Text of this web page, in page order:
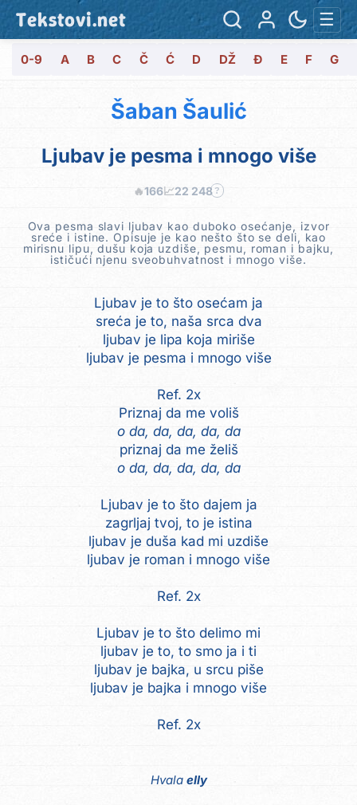
Tekstovi.net ☰
0-9 A B C Č Ć D DŽ Đ E F G
Šaban Šaulić
Ljubav je pesma i mnogo više
🔥166📈22 248 ?
Ova pesma slavi ljubav kao duboko osećanje, izvor
sreće i istine. Opisuje je kao nešto što se deli, kao
mirisnu lipu, dušu koja uzdiše, pesmu, roman i bajku,
ističući njenu sveobuhvatnost i mnogo više.
Ljubav je to što osećam ja
sreća je to, naša srca dva
ljubav je lipa koja miriše
ljubav je pesma i mnogo više
Ref. 2x
o da, da, da, da, da
o da, da, da, da, da
Ljubav je to što dajem ja
zagrljaj tvoj, to je istina
ljubav je duša kad mi uzdiše
ljubav je roman i mnogo više
Ref. 2x
Ljubav je to što delimo mi
ljubav je to, to smo ja i ti
ljubav je bajka, u srcu piše
ljubav je bajka i mnogo više
Ref. 2x
Hvala elly